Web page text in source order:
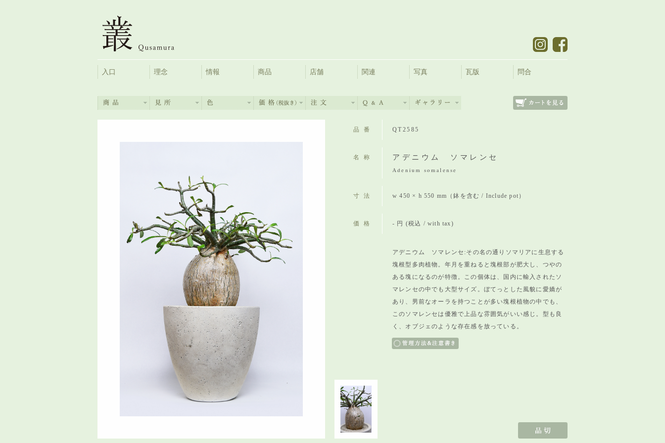
入口 理念 情報 商品 店舗 関連 写真 瓦版 問合
品番 QT2585
名称 アデニウム ソマレンセ
Adenium somalense
寸法 w 450 × h 550 mm（鉢を含む / Include pot）
価格 - 円 (税込 / with tax)
アデニウム ソマレンセ:その名の通りソマリアに生息する
塊根型多肉植物。年月を重ねると塊根部が肥大し、つやの
ある塊になるのが特徴。この個体は、国内に輸入されたソ
マレンセの中でも大型サイズ。ぼてっとした風貌に愛嬌が
あり、男前なオーラを持つことが多い塊根植物の中でも、
このソマレンセは優雅で上品な雰囲気がいい感じ。型も良
く、オブジェのような存在感を放っている。